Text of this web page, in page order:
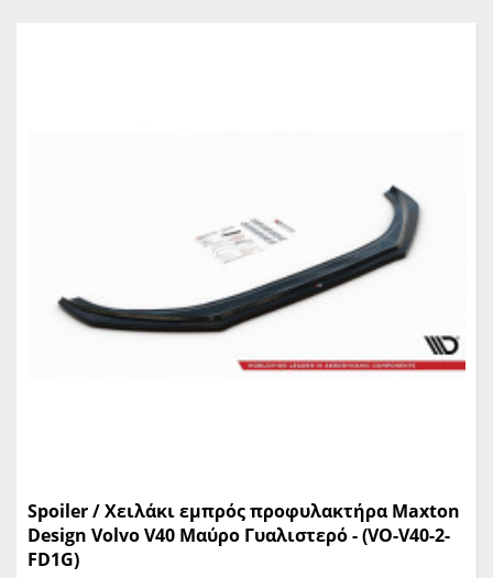
Spoiler / Χειλάκι εμπρός προφυλακτήρα Maxton
Design Volvo V40 Μαύρο Γυαλιστερό - (VO-V40-2-
FD1G)